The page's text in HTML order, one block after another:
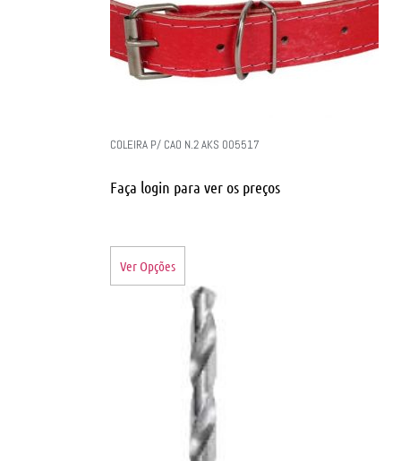
COLEIRA P/ CAO N.2 AKS 005517
Faça login para ver os preços
Ver Opções